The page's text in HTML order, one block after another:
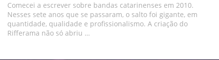
Comecei a escrever sobre bandas catarinenses em 2010.
Nesses sete anos que se passaram, o salto foi gigante, em
quantidade, qualidade e profissionalismo. A criação do
Rifferama não só abriu …